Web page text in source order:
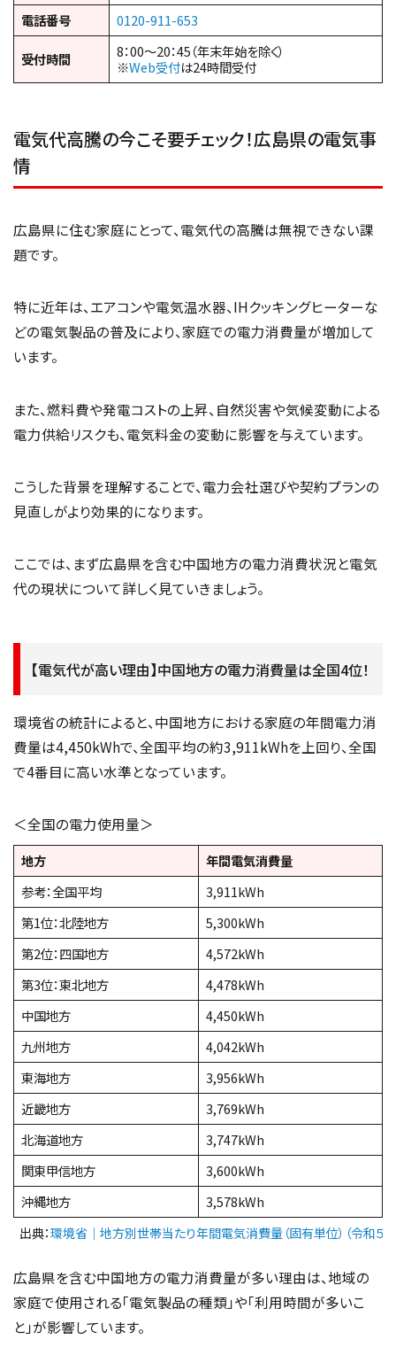
電話番号
0120-911-653
受付時間
8：00～20：45（年末年始を除く）
※Web受付は24時間受付
電気代高騰の今こそ要チェック！広島県の電気事
情
広島県に住む家庭にとって、電気代の高騰は無視できない課
題です。
特に近年は、エアコンや電気温水器、IHクッキングヒーターな
どの電気製品の普及により、家庭での電力消費量が増加して
います。
また、燃料費や発電コストの上昇、自然災害や気候変動による
電力供給リスクも、電気料金の変動に影響を与えています。
こうした背景を理解することで、電力会社選びや契約プランの
見直しがより効果的になります。
ここでは、まず広島県を含む中国地方の電力消費状況と電気
代の現状について詳しく見ていきましょう。
【電気代が高い理由】中国地方の電力消費量は全国4位！
環境省の統計によると、中国地方における家庭の年間電力消
費量は4,450kWhで、全国平均の約3,911kWhを上回り、全国
で4番目に高い水準となっています。
＜全国の電力使用量＞
地方
年間電気消費量
参考：全国平均
3,911kWh
第1位：北陸地方
5,300kWh
第2位：四国地方
4,572kWh
第3位：東北地方
4,478kWh
中国地方
4,450kWh
九州地方
4,042kWh
東海地方
3,956kWh
近畿地方
3,769kWh
北海道地方
3,747kWh
関東甲信地方
3,600kWh
沖縄地方
3,578kWh
出典：環境省｜地方別世帯当たり年間電気消費量（固有単位）（令和５
広島県を含む中国地方の電力消費量が多い理由は、地域の
家庭で使用される「電気製品の種類」や「利用時間が多いこ
と」が影響しています。